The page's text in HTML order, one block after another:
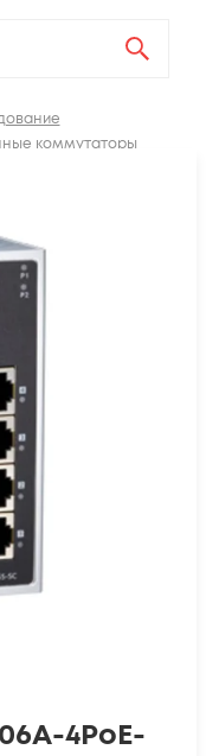
коммутаторы
4PoE-